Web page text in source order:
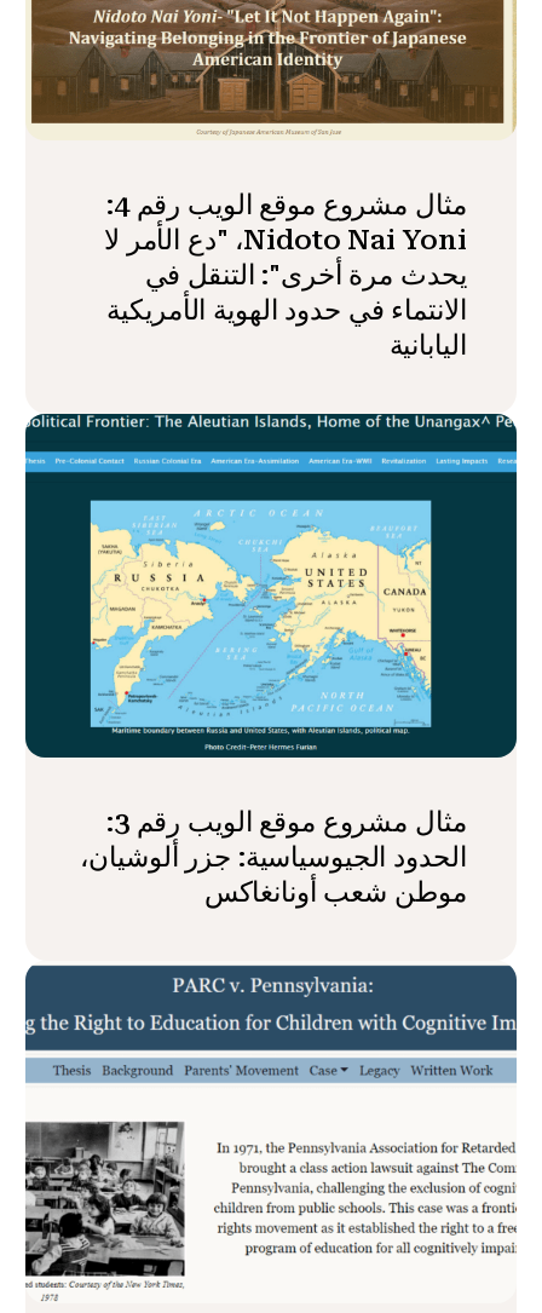
مثال مشروع موقع الويب رقم 4:
Nidoto Nai Yoni، "دع الأمر لا
يحدث مرة أخرى": التنقل في
الانتماء في حدود الهوية الأمريكية
اليابانية
مثال مشروع موقع الويب رقم 3:
الحدود الجيوسياسية: جزر ألوشيان،
موطن شعب أونانغاكس